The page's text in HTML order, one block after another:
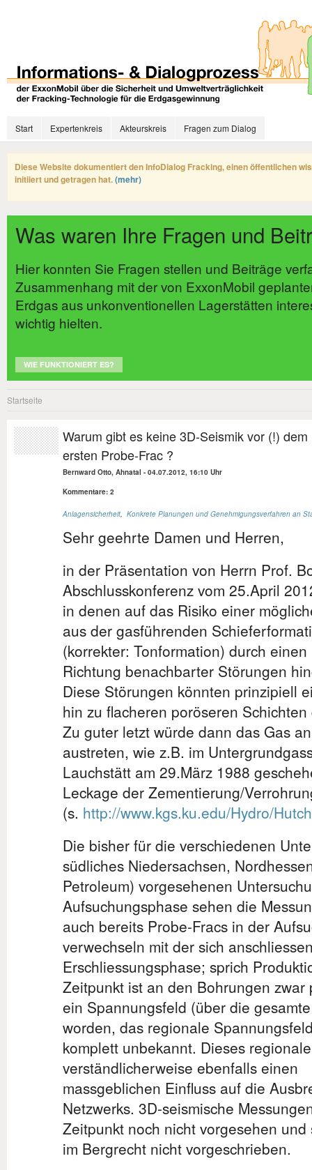
Start Expertenkreis Akteurskreis Fragen zum Dialog
Diese Website dokumentiert den InfoDialog Fracking, einen öffentlichen
initiiert und getragen hat.(mehr)
Was waren Ihre Fragen und
Hier konnten Sie Fragen stellen und Beiträge
Zusammenhang mit der von ExxonMobil
Erdgas aus unkonventionellen Lagerstätten
wichtig hielten.
WIE FUNKTIONIERT ES?
Startseite
Warum gibt es keine 3D-Seismik vor (!) dem
ersten Probe-Frac ?
Bernward Otto, Ahnatal - 04.07.2012, 16:10 Uhr
Kommentare: 2
Anlagensicherheit, Konkrete Planungen und Genehmigungsverfahren an
Sehr geehrte Damen und Herren,
in der Präsentation von Herrn Prof.
Abschlusskonferenz vom 25.April
in denen auf das Risiko einer
aus der gasführenden
(korrekter: Tonformation) durch
Richtung benachbarter Störungen
Diese Störungen könnten prinzipiell
hin zu flacheren poröseren
Zu guter letzt würde dann das Gas
austreten, wie z.B. im
Lauchstätt am 29.März 1988
Leckage der Zementierung/
(s. http://www.kgs.ku.edu/Hydro/
Die bisher für die verschiedenen
südliches Niedersachsen,
Petroleum) vorgesehenen
Aufsuchungsphase sehen die
auch bereits Probe-Fracs in der
verwechseln mit der sich
Erschliessungsphase; sprich
Zeitpunkt ist an den Bohrungen zwar
ein Spannungsfeld (über die
worden, das regionale
komplett unbekannt. Dieses
verständlicherweise ebenfalls einen
massgeblichen Einfluss auf die
Netzwerks. 3D-seismische
Zeitpunkt noch nicht vorgesehen
im Bergrecht nicht vorgeschrieben.